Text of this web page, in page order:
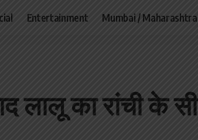
Entertainment Mumbai / Maharashtra
लालू का रांची के